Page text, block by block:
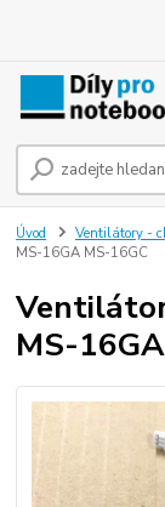
Úvod Ventilátory -
MS-16GA MS-16GC
MS-